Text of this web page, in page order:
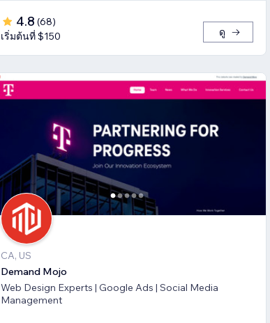
4.8 (68)
เริ่มต้นที่ $150
ดู
CA, US
Demand Mojo
Web Design Experts | Google Ads | Social Media
Management